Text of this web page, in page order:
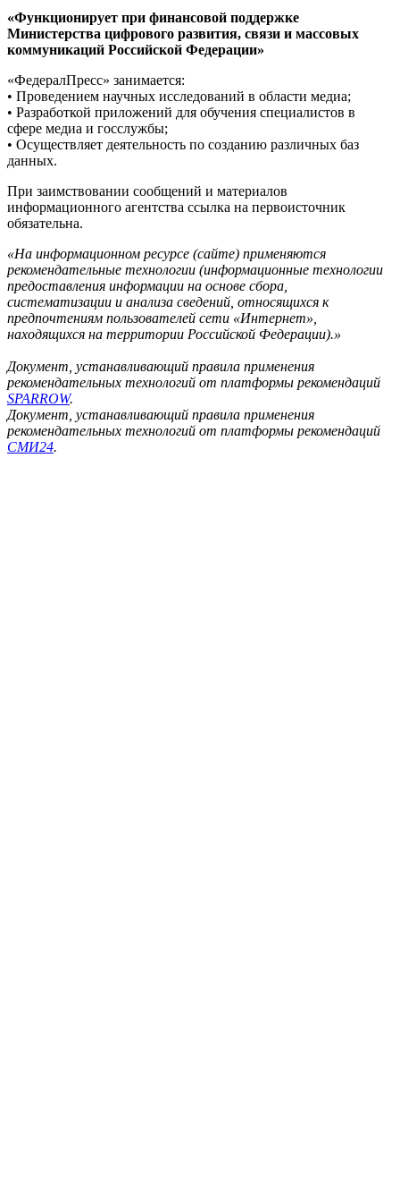
«Функционирует при финансовой поддержке
Министерства цифрового развития, связи и массовых
коммуникаций Российской Федерации»
«ФедералПресс» занимается:
• Проведением научных исследований в области медиа;
• Разработкой приложений для обучения специалистов в
сфере медиа и госслужбы;
• Осуществляет деятельность по созданию различных баз
данных.
При заимствовании сообщений и материалов
информационного агентства ссылка на первоисточник
обязательна.
«На информационном ресурсе (сайте) применяются
рекомендательные технологии (информационные технологии
предоставления информации на основе сбора,
систематизации и анализа сведений, относящихся к
предпочтениям пользователей сети «Интернет»,
находящихся на территории Российской Федерации).»
Документ, устанавливающий правила применения
рекомендательных технологий от платформы рекомендаций
SPARROW.
Документ, устанавливающий правила применения
рекомендательных технологий от платформы рекомендаций
СМИ24.